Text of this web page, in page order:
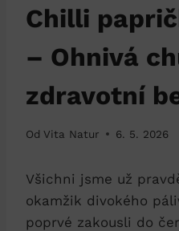
Chilli
– Ohnivá
zdravotní
Od Vita Natur 6. 5. 2026
Všichni jsme už
okamžik divokého
poprvé zakousli do